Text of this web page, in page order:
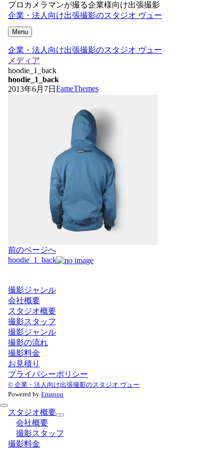
プロカメラマンが撮る企業様向け出張撮影
企業・法人向け出張撮影のスタジオ ヴュー
Menu
企業・法人向け出張撮影のスタジオ ヴュー
メディア
hoodie_1_back
hoodie_1_back
2013年6月7日 FameThemes
投
稿
ゲ
ー
シ
ョ
ン
前のページへ
hoodie_1_back
撮影ジャンル
会社概要
スタジオ概要
撮影スタッフ
撮影ジャンル
撮影の流れ
撮影料金
お見積り
プライバシーポリシー
© 企業・法人向け出張撮影のスタジオ ヴュー
Powered by Emanon
スタジオ概要
会社概要
撮影スタッフ
撮影料金